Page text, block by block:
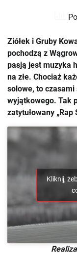
Ziółek i Gruby
pochodzą z
pasją jest muzyka
na złe. Chociaż
solowe, to
wyjątkowego. Tak
zatytułowany „Rap
Kliknij,